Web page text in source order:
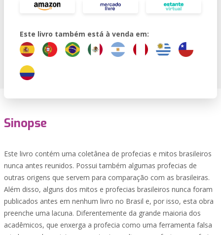
Este livro também está à venda em:
Sinopse
Este livro contém uma coletânea de profecias e mitos brasileiros
nunca antes reunidos. Possui também algumas profecias de
outras origens que servem para comparação com as brasileiras.
Além disso, alguns dos mitos e profecias brasileiros nunca foram
publicados antes em nenhum livro no Brasil e, por isso, esta obra
preenche uma lacuna. Diferentemente da grande maioria dos
acadêmicos, que enxerga a profecia como uma ferramenta falsa